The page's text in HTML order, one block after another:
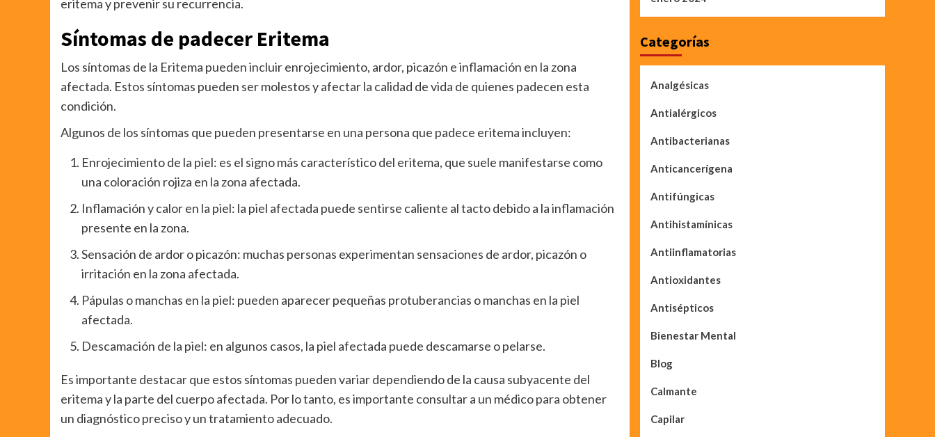
eritema y prevenir su recurrencia.
Síntomas de padecer Eritema
Los síntomas de la Eritema pueden incluir enrojecimiento, ardor, picazón e inflamación en la zona
afectada. Estos síntomas pueden ser molestos y afectar la calidad de vida de quienes padecen esta
condición.
Algunos de los síntomas que pueden presentarse en una persona que padece eritema incluyen:
Enrojecimiento de la piel: es el signo más característico del eritema, que suele manifestarse como
una coloración rojiza en la zona afectada.
Inflamación y calor en la piel: la piel afectada puede sentirse caliente al tacto debido a la inflamación
presente en la zona.
Sensación de ardor o picazón: muchas personas experimentan sensaciones de ardor, picazón o
irritación en la zona afectada.
Pápulas o manchas en la piel: pueden aparecer pequeñas protuberancias o manchas en la piel
afectada.
Descamación de la piel: en algunos casos, la piel afectada puede descamarse o pelarse.
Es importante destacar que estos síntomas pueden variar dependiendo de la causa subyacente del
eritema y la parte del cuerpo afectada. Por lo tanto, es importante consultar a un médico para obtener
un diagnóstico preciso y un tratamiento adecuado.
Categorías
Analgésicas
Antialérgicos
Antibacterianas
Anticancerígena
Antifúngicas
Antihistamínicas
Antiinflamatorias
Antioxidantes
Antisépticos
Bienestar Mental
Blog
Calmante
Capilar